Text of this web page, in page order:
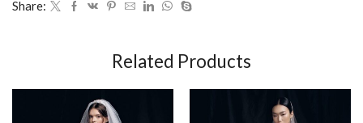
Share:
Related Products